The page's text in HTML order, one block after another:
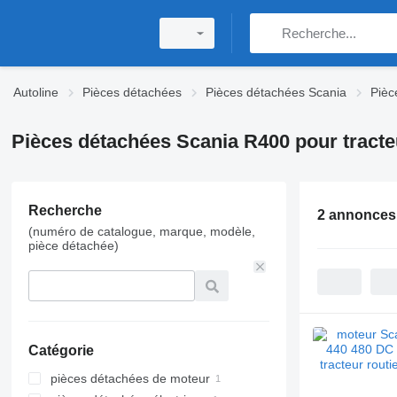
Autoline Pièces détachées Pièces détachées Scania
Pièces détachées Scania R400 pour
Recherche
(numéro de catalogue, marque, modèle,
pièce détachée)
Catégorie
pièces détachées de moteur
2